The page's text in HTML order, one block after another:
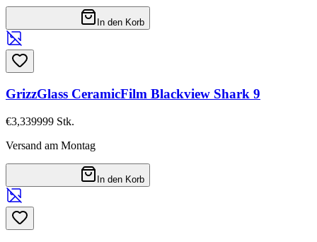
In den Korb
GrizzGlass CeramicFilm Blackview Shark 9
€3,339999 Stk.
Versand am Montag
In den Korb